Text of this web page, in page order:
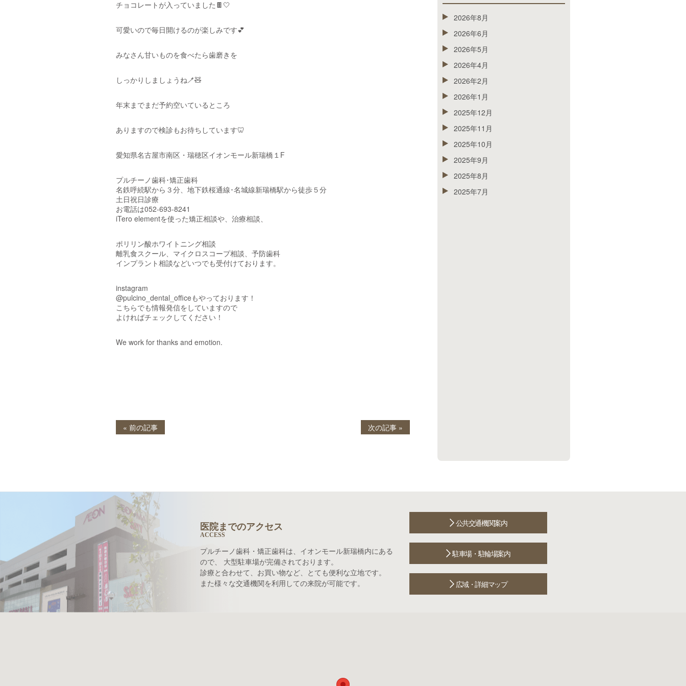
チョコレートが入っていました🍫🤍
可愛いので毎日開けるのが楽しみです💕
みなさん甘いものを食べたら歯磨きを
しっかりしましょうね🪥🧸
年末までまだ予約空いているところ
ありますので検診もお待ちしています🦷
愛知県名古屋市南区・瑞穂区イオンモール新瑞橋１F
プルチーノ歯科･矯正歯科
名鉄呼続駅から３分、地下鉄桜通線･名城線新瑞橋駅から徒歩５分
土日祝日診療
お電話は052-693-8241
iTero elementを使った矯正相談や、治療相談、
ポリリン酸ホワイトニング相談
離乳食スクール、マイクロスコープ相談、予防歯科
インプラント相談などいつでも受付けております。
instagram
@pulcino_dental_officeもやっております！
こちらでも情報発信をしていますので
よければチェックしてください！
We work for thanks and emotion.
« 前の記事 次の記事 »
2026年8月
2026年6月
2026年5月
2026年4月
2026年2月
2026年1月
2025年12月
2025年11月
2025年10月
2025年9月
2025年8月
2025年7月
医院までのアクセス
ACCESS
プルチーノ歯科・矯正歯科は、イオンモール新瑞橋内にある
ので、 大型駐車場が完備されております。
診療と合わせて、お買い物など、とても便利な立地です。
また様々な交通機関を利用しての来院が可能です。
公共交通機関案内
駐車場・駐輪場案内
広域・詳細マップ